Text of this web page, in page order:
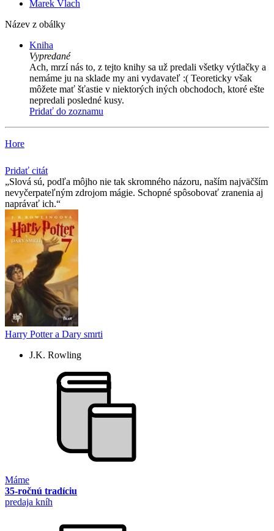
Marek Vlach
Název z obálky
Kniha
Vypredané
Ach, mrzí nás to, z tejto knihy sa už predali všetky výtlačky a
nemáme ju na sklade my ani vydavateľ :( Teoreticky však
môžete mať šťastie v niektorých iných obchodoch, ktoré ešte
nepredali posledné kusy.
Pridať do zoznamu
Hore
Pridať citát
Slová sú, podľa môjho nie tak skromného názoru, naším najväčším
nevyčerpateľným zdrojom mágie. Schopné spôsobovať zranenia aj
naprávať ich.
Harry Potter a Dary smrti
J.K. Rowling
Máme
35-ročnú tradíciu
predaja kníh